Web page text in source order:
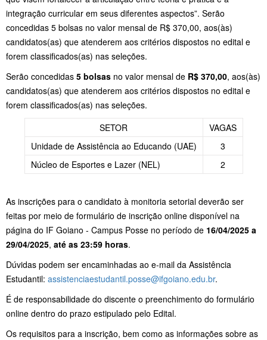
integração curricular em seus diferentes aspectos”. Serão
concedidas 5 bolsas no valor mensal de R$ 370,00, aos(às)
candidatos(as) que atenderem aos critérios dispostos no edital e
forem classificados(as) nas seleções.
Serão concedidas 5 bolsas no valor mensal de R$ 370,00, aos(às)
candidatos(as) que atenderem aos critérios dispostos no edital e
forem classificados(as) nas seleções.
SETOR
VAGAS
Unidade de Assistência ao Educando (UAE)
3
Núcleo de Esportes e Lazer (NEL)
2
As inscrições para o candidato à monitoria setorial deverão ser
feitas por meio de formulário de inscrição online disponível na
página do IF Goiano - Campus Posse no período de 16/04/2025 a
29/04/2025, até as 23:59 horas.
Dúvidas podem ser encaminhadas ao e-mail da Assistência
Estudantil: assistenciaestudantil.posse@ifgoiano.edu.br.
É de responsabilidade do discente o preenchimento do formulário
online dentro do prazo estipulado pelo Edital.
Os requisitos para a inscrição, bem como as informações sobre as